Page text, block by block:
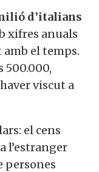
d’italians
xifres anuals
el temps.
500.000,
viscut a
el cens
l’estranger
persones